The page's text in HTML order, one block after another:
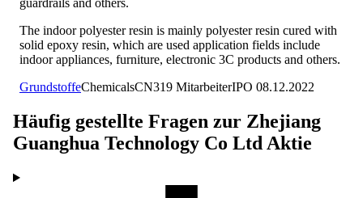
guardrails and others.
The indoor polyester resin is mainly polyester resin cured with
solid epoxy resin, which are used application fields include
indoor appliances, furniture, electronic 3C products and others.
GrundstoffeChemicalsCN319 MitarbeiterIPO 08.12.2022
Häufig gestellte Fragen zur Zhejiang
Guanghua Technology Co LtdAktie